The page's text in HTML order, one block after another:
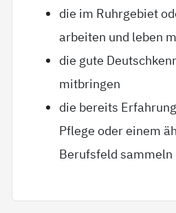
die im Ruhrgebiet
arbeiten und leben
die gute
mitbringen
die bereits
Pflege oder einem
Berufsfeld sammeln